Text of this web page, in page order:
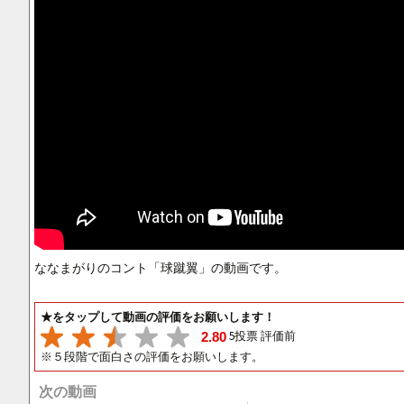
ななまがりのコント「球蹴翼」の動画です。
★をタップして動画の評価をお願いします！
2.805投票 評価前
※５段階で面白さの評価をお願いします。
次の動画